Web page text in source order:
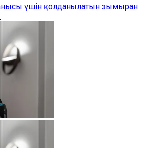
үшін қолданылатын зымыран